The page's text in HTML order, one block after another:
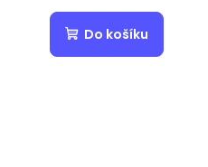
Do košíku